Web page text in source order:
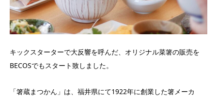
キックスターターで大反響を呼んだ、オリジナル菜箸の販売を
BECOSでもスタート致しました。
「箸蔵まつかん」は、福井県にて1922年に創業した箸メーカ